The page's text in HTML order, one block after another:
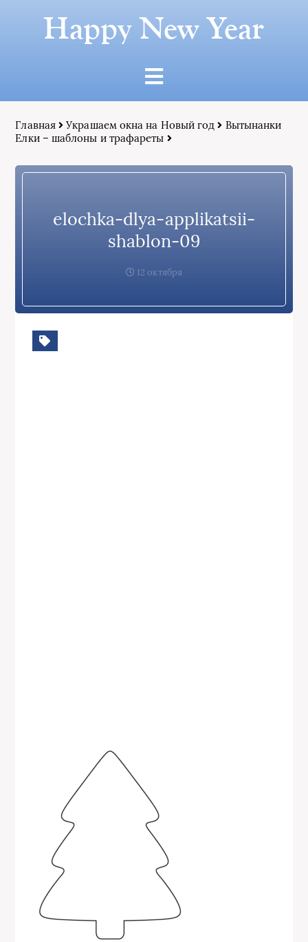
Happy New Year
Главная Украшаем окна на Новый год
Вытынанки
Елки – шаблоны и трафареты
elochka-dlya-applikatsii-
shablon-09
12 октября